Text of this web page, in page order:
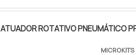
ATUADOR ROTATIVO PNEUMÁTICO
MICROKITS